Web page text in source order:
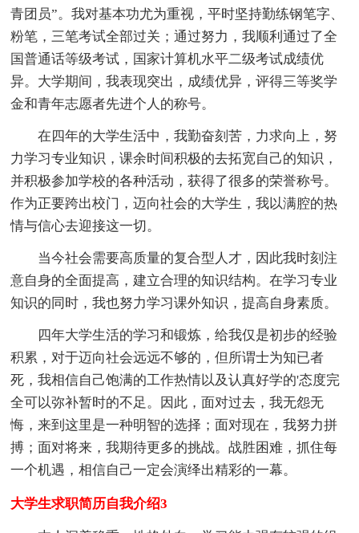
青团员”。我对基本功尤为重视，平时坚持勤练钢笔字、
粉笔，三笔考试全部过关；通过努力，我顺利通过了全
国普通话等级考试，国家计算机水平二级考试成绩优
异。大学期间，我表现突出，成绩优异，评得三等奖学
金和青年志愿者先进个人的称号。
在四年的大学生活中，我勤奋刻苦，力求向上，努
力学习专业知识，课余时间积极的去拓宽自己的知识，
并积极参加学校的各种活动，获得了很多的荣誉称号。
作为正要跨出校门，迈向社会的大学生，我以满腔的热
情与信心去迎接这一切。
当今社会需要高质量的复合型人才，因此我时刻注
意自身的全面提高，建立合理的知识结构。在学习专业
知识的同时，我也努力学习课外知识，提高自身素质。
四年大学生活的学习和锻炼，给我仅是初步的经验
积累，对于迈向社会远远不够的，但所谓士为知已者
死，我相信自己饱满的工作热情以及认真好学的'态度完
全可以弥补暂时的不足。因此，面对过去，我无怨无
悔，来到这里是一种明智的选择；面对现在，我努力拼
搏；面对将来，我期待更多的挑战。战胜困难，抓住每
一个机遇，相信自己一定会演绎出精彩的一幕。
大学生求职简历自我介绍3